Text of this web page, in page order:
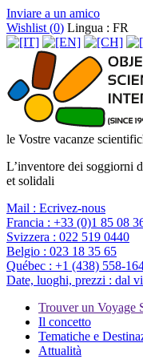
Inviare a un amico
Wishlist (0) Lingua : FR
le Vostre vacanze
L’inventore dei soggiorni
et solidali
Mail : Ecrivez-nous
Francia : +33 (0)1 85 08
Svizzera : 022 519 0440
Belgio : 023 18 35 65
Québec : +1 (438) 558-
Date, luoghi, prezzi : dal
Trouver un Voyage
Il concetto
Tematiche e
Attualità